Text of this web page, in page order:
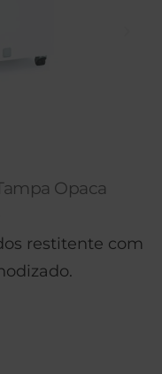
Opaca
restitente com